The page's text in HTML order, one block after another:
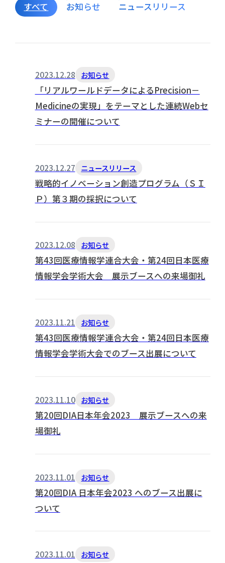
すべて お知らせ ニュースリリース
2023.12.28 お知らせ
「リアルワールドデータによるPrecision－
Medicineの実現」をテーマとした連続Webセ
ミナーの開催について
2023.12.27 ニュースリリース
戦略的イノベーション創造プログラム（ＳＩ
Ｐ）第３期の採択について
2023.12.08 お知らせ
第43回医療情報学連合大会・第24回日本医療
情報学会学術大会 展示ブースへの来場御礼
2023.11.21 お知らせ
第43回医療情報学連合大会・第24回日本医療
情報学会学術大会でのブース出展について
2023.11.10 お知らせ
第20回DIA日本年会2023 展示ブースへの来
場御礼
2023.11.01 お知らせ
第20回DIA 日本年会2023 へのブース出展に
ついて
2023.11.01 お知らせ